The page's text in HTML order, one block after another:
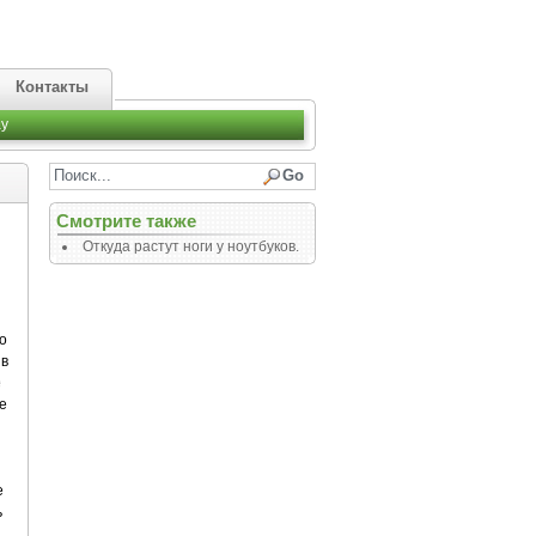
Контакты
Смотрите также
Откуда растут ноги у ноутбуков.